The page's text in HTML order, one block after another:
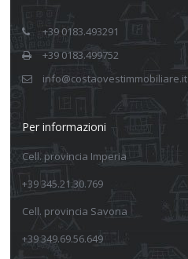
+39 0183.493291
+39 0183.499752
info@costaovestimmobiliare.it
Per informazioni
Cell. provincia Imperia
+39 345.21.30.769
Cell. provincia Savona
+39 349.69.56.649